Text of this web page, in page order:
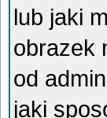
lub jaki
obrazek
od
jaki